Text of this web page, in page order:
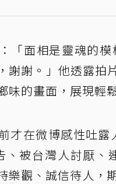
「面相是靈魂的
謝謝。」他透露拍
味的畫面，展現輕
才在微博感性吐
、被台灣人討厭、
樂觀、誠信待人，